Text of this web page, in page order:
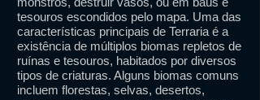
tesouros escondidos pelo mapa. Uma das
características principais de Terraria é a
existência de múltiplos biomas repletos de
ruínas e tesouros, habitados por diversos
tipos de criaturas. Alguns biomas comuns
incluem florestas, selvas, desertos,